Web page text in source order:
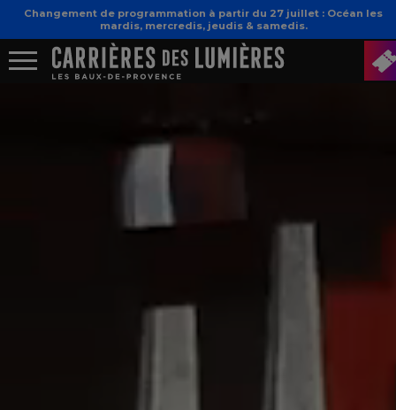
Changement de programmation à partir du 27 juillet : Océan les
mardis, mercredis, jeudis & samedis.